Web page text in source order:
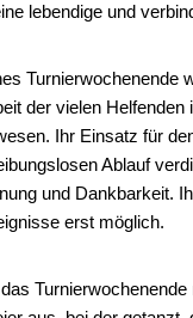
lebendige und
Turnierwochenende
der vielen Helfenden
Ihr Einsatz für
Ablauf
und Dankbarkeit.
erst möglich.
Turnierwochenende